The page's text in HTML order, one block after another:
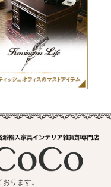
ります。